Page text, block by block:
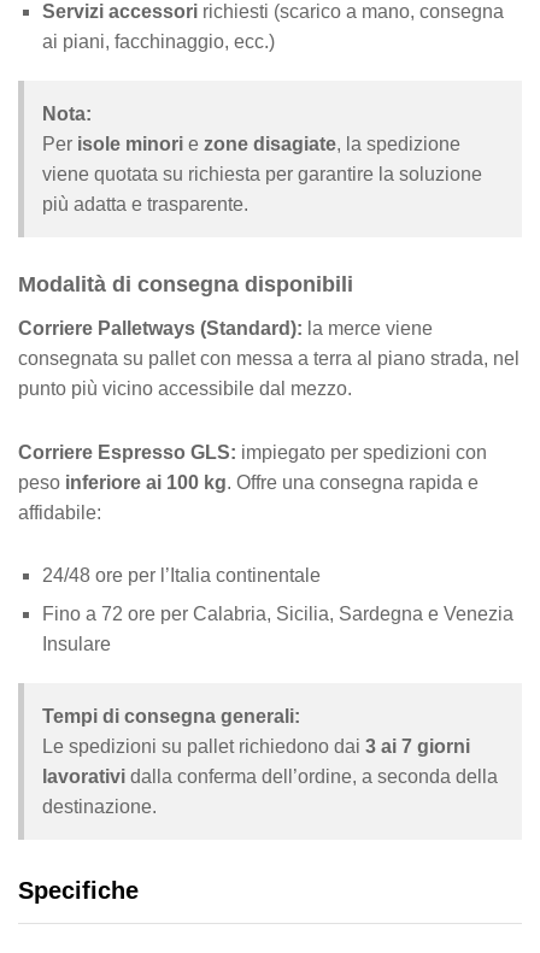
Servizi accessori richiesti (scarico a mano, consegna
ai piani, facchinaggio, ecc.)
Nota:
Per isole minori e zone disagiate, la spedizione
viene quotata su richiesta per garantire la soluzione
più adatta e trasparente.
Modalità di consegna disponibili
Corriere Palletways (Standard): la merce viene
consegnata su pallet con messa a terra al piano strada, nel
punto più vicino accessibile dal mezzo.
Corriere Espresso GLS: impiegato per spedizioni con
peso inferiore ai 100 kg. Offre una consegna rapida e
affidabile:
24/48 ore per l’Italia continentale
Fino a 72 ore per Calabria, Sicilia, Sardegna e Venezia
Insulare
Tempi di consegna generali:
Le spedizioni su pallet richiedono dai 3 ai 7 giorni
lavorativi dalla conferma dell’ordine, a seconda della
destinazione.
Specifiche